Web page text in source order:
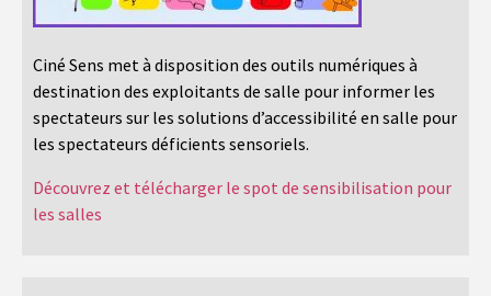
Ciné Sens met à disposition des outils numériques à
destination des exploitants de salle pour informer les
spectateurs sur les solutions d’accessibilité en salle pour
les spectateurs déficients sensoriels.
Découvrez et télécharger le spot de sensibilisation pour
les salles